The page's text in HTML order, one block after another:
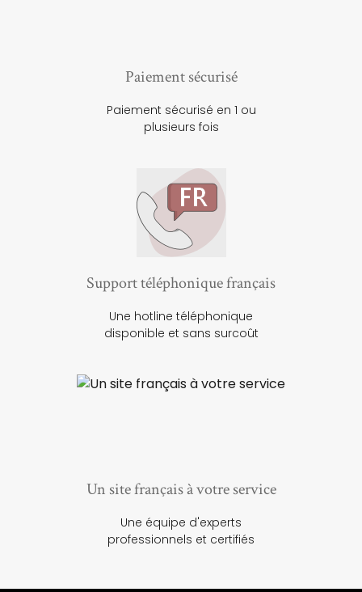
Paiement sécurisé
Paiement sécurisé en 1 ou
plusieurs fois
Support téléphonique français
Une hotline téléphonique
disponible et sans surcoût
Un site français à votre service
Une équipe d'experts
professionnels et certifiés